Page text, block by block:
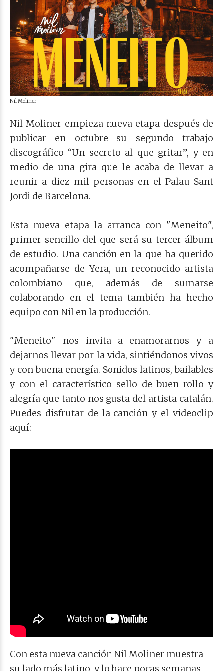
Nil Moliner
Nil Moliner empieza nueva etapa después de
publicar en octubre su segundo trabajo
discográfico “Un secreto al que gritar”, y en
medio de una gira que le acaba de llevar a
reunir a diez mil personas en el Palau Sant
Jordi de Barcelona.
Esta nueva etapa la arranca con "Meneito",
primer sencillo del que será su tercer álbum
de estudio. Una canción en la que ha querido
acompañarse de Yera, un reconocido artista
colombiano que, además de sumarse
colaborando en el tema también ha hecho
equipo con Nil en la producción.
"Meneito" nos invita a enamorarnos y a
dejarnos llevar por la vida, sintiéndonos vivos
y con buena energía. Sonidos latinos, bailables
y con el característico sello de buen rollo y
alegría que tanto nos gusta del artista catalán.
Puedes disfrutar de la canción y el videoclip
aquí:
Con esta nueva canción Nil Moliner muestra
su lado más latino, y lo hace pocas semanas